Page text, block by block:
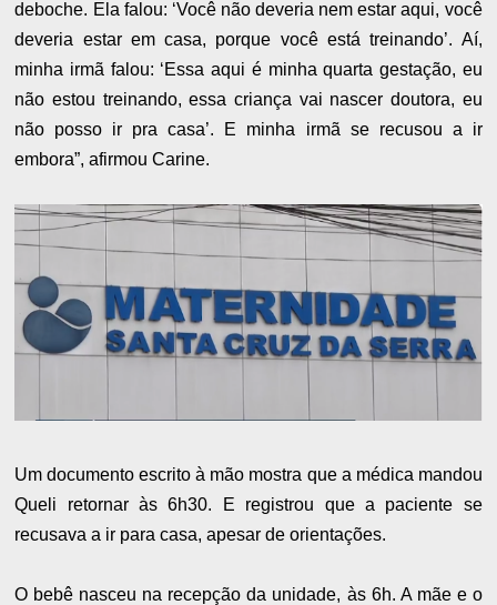
deboche. Ela falou: ‘Você não deveria nem estar aqui, você
deveria estar em casa, porque você está treinando’. Aí,
minha irmã falou: ‘Essa aqui é minha quarta gestação, eu
não estou treinando, essa criança vai nascer doutora, eu
não posso ir pra casa’. E minha irmã se recusou a ir
embora”, afirmou Carine.
Um documento escrito à mão mostra que a médica mandou
Queli retornar às 6h30. E registrou que a paciente se
recusava a ir para casa, apesar de orientações.
O bebê nasceu na recepção da unidade, às 6h. A mãe e o